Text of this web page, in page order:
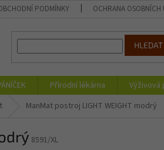
PODMÍNKY OCHRANA OSOBNÍCH
HLEDAT
Přírodní lékárna Výživová
ManMat postroj LIGHT WEIGHT modrý
8591/XL